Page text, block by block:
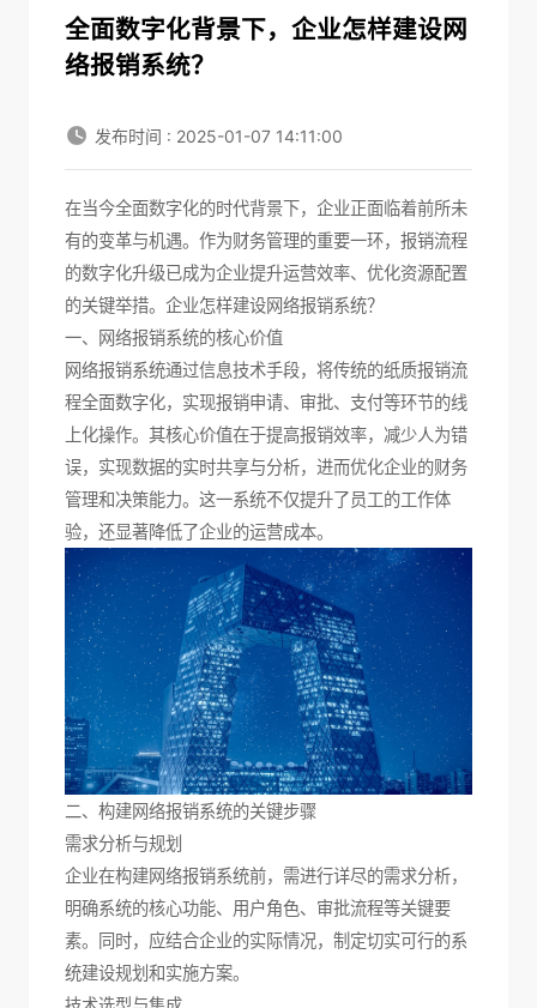
全面数字化背景下，企业怎样建设网
络报销系统？
发布时间 : 2025-01-07 14:11:00
在当今全面数字化的时代背景下，企业正面临着前所未
有的变革与机遇。作为财务管理的重要一环，报销流程
的数字化升级已成为企业提升运营效率、优化资源配置
的关键举措。企业怎样建设网络报销系统？
一、网络报销系统的核心价值
网络报销系统通过信息技术手段，将传统的纸质报销流
程全面数字化，实现报销申请、审批、支付等环节的线
上化操作。其核心价值在于提高报销效率，减少人为错
误，实现数据的实时共享与分析，进而优化企业的财务
管理和决策能力。这一系统不仅提升了员工的工作体
验，还显著降低了企业的运营成本。
二、构建网络报销系统的关键步骤
需求分析与规划
企业在构建网络报销系统前，需进行详尽的需求分析，
明确系统的核心功能、用户角色、审批流程等关键要
素。同时，应结合企业的实际情况，制定切实可行的系
统建设规划和实施方案。